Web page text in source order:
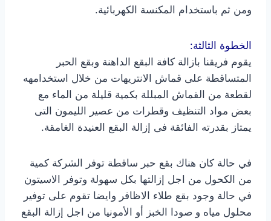
ومن ثم باستخدام المكنسة الكهربائية.
الخطوة الثالثة:
يقوم فريقنا بازالة كافة البقع الداهنة وبقع الحبر
المتساقطة على قماش الانتريهات من خلال استخدامهه
لقطعة من القماش المبللة بكمية قليلة من الماء مع
بعض مواد التنظيف وقطرات من عصير الليمون التى
يمتاز بقدرته الفائقة فى إزالة البقع العنيدة الغامقة.
في حالة كان هناك بقع حبر ساقطة توفر الشركة كمية
من الكحول من اجل إزالتها بكل سهولة وتوفر الاسيتون
في حالة وجود بقع طلاء الاظافر وايضا تقوم على توفير
محلول مياه و صودا الخبز أو الأمونيا من اجل إزالة البقع